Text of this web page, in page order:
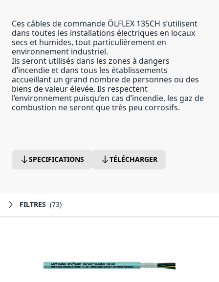
Ces câbles de commande ÖLFLEX 135CH s’utilisent
dans toutes les installations électriques en locaux
secs et humides, tout particulièrement en
environnement industriel.
Ils seront utilisés dans les zones à dangers
d’incendie et dans tous les établissements
accueillant un grand nombre de personnes ou des
biens de valeur élevée. Ils respectent
l’environnement puisqu’en cas d’incendie, les gaz de
combustion ne seront que très peu corrosifs.
SPECIFICATIONS TÉLÉCHARGER
FILTRES (73)